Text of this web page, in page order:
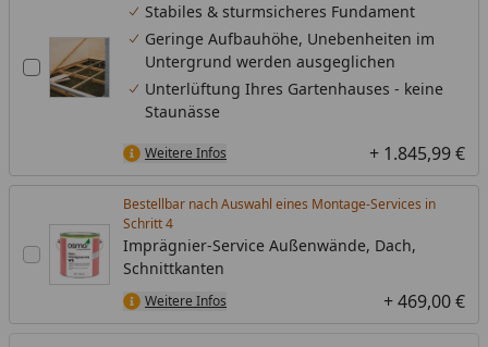
Stabiles & sturmsicheres Fundament
Geringe Aufbauhöhe, Unebenheiten im
Untergrund werden ausgeglichen
Unterlüftung Ihres Gartenhauses - keine
Staunässe
Weitere Infos + 1.845,99 €
Bestellbar nach Auswahl eines Montage-Services in
Schritt
Imprägnier-Service Außenwände, Dach,
Schnittkanten
Weitere Infos + 469,00 €